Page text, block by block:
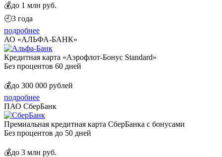
💰до 1 млн руб.
🕘3 года
подробнее
АО «АЛЬФА-БАНК»
Кредитная карта «Аэрофлот-Бонус Standard»
Без процентов 60 дней​
💰до 300 000 рублей
подробнее
ПАО СберБанк
Премиальная кредитная карта СберБанка с бонусами
Без процентов до 50 дней
💰до 3 млн руб.